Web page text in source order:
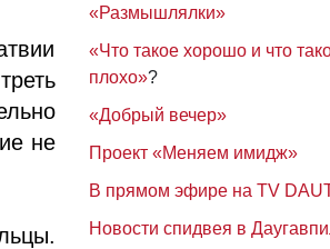
не
«Размышлялки»
«Что такое хорошо и что
плохо»?
«Добрый вечер»
Проект «Меняем имидж»
В прямом эфире на TV
Новости спидвея в